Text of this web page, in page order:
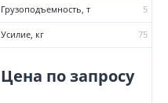
Грузоподъемность, т 5
Усилие, кг 75
Цена по запросу